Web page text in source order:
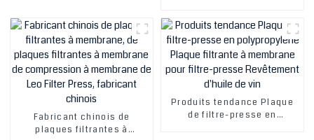
chinois
pour les presses à filtre
rapide et les plaques
filtrantes pour les presses
à diaphragme de type Van
Fabricant chinois de
plaques filtrantes à
Produits tendance Plaque
de filtre-presse en